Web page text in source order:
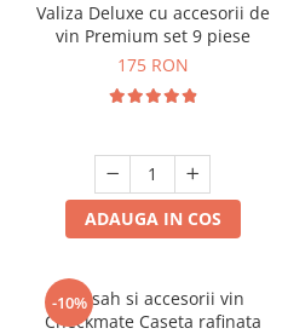
Valiza Deluxe cu accesorii de
vin Premium set 9 piese
175 RON
ADAUGA IN COS
-10%
Set sah si accesorii vin
Checkmate Caseta rafinata